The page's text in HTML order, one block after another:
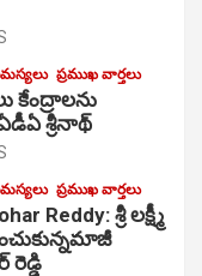
ప్రముఖ వార్తలు
కేంద్రాల‌ను
శ్రీనాథ్
ప్రముఖ వార్తలు
Reddy: శ్రీ లక్ష్మీ